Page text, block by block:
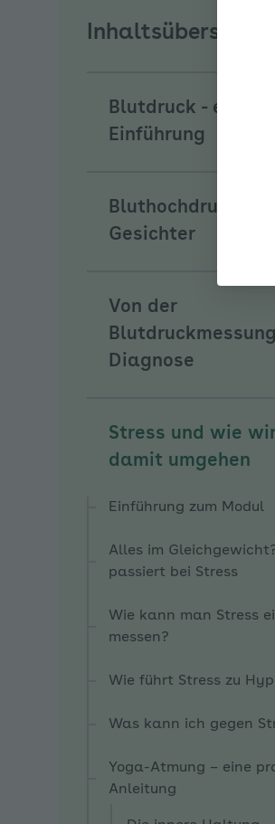
Inhaltsübersicht
Blutdruck - eine
Einführung
Bluthochdruck hat
Gesichter
Von der
Diagnose
Stress und wie wir
damit umgehen
Einführung zum Modul
Alles im
passiert bei Stress
Wie kann man Stress
messen?
Wie führt Stress zu
Was kann ich gegen
Yoga-Atmung – eine
Anleitung